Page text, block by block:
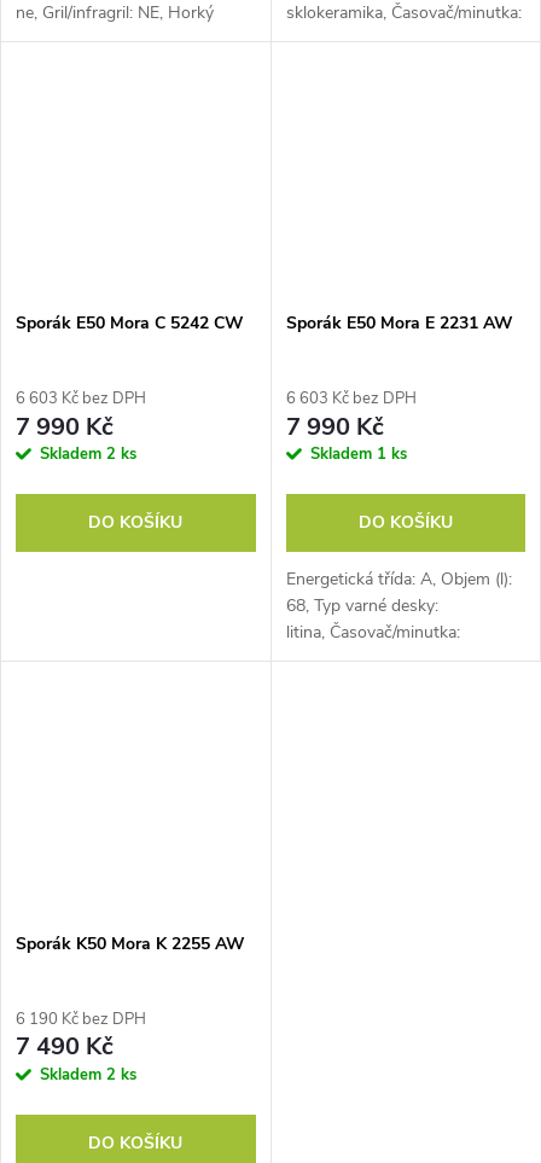
ne, Gril/infragril: NE, Horký
vzduch: NE, Otočný gril:
sklokeramika, Časovač/minutka:
ne, Gril/infragril: NE, Horký
Sporák E50 Mora C 5242 CW
6 603 Kč bez DPH
7 990 Kč
Skladem 2 ks
DO KOŠÍKU
Sporák E50 Mora E 2231 AW
6 603 Kč bez DPH
7 990 Kč
Skladem 1 ks
DO KOŠÍKU
Energetická třída: A, Objem (l):
68, Typ varné desky:
litina, Časovač/minutka:
ne, Gril/infragril: NE, Horký
Sporák K50 Mora K 2255 AW
6 190 Kč bez DPH
7 490 Kč
Skladem 2 ks
DO KOŠÍKU